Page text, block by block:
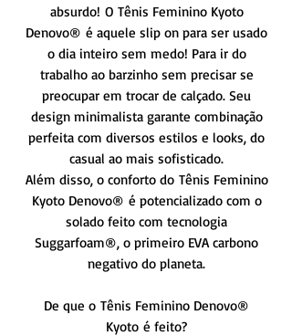
absurdo! O Tênis Feminino Kyoto
Denovo® é aquele slip on para ser usado
o dia inteiro sem medo! Para ir do
trabalho ao barzinho sem precisar se
preocupar em trocar de calçado. Seu
design minimalista garante combinação
perfeita com diversos estilos e looks, do
casual ao mais sofisticado.
Além disso, o conforto do Tênis Feminino
Kyoto Denovo® é potencializado com o
solado feito com tecnologia
Suggarfoam®, o primeiro EVA carbono
negativo do planeta.
De que o Tênis Feminino Denovo®
Kyoto é feito?